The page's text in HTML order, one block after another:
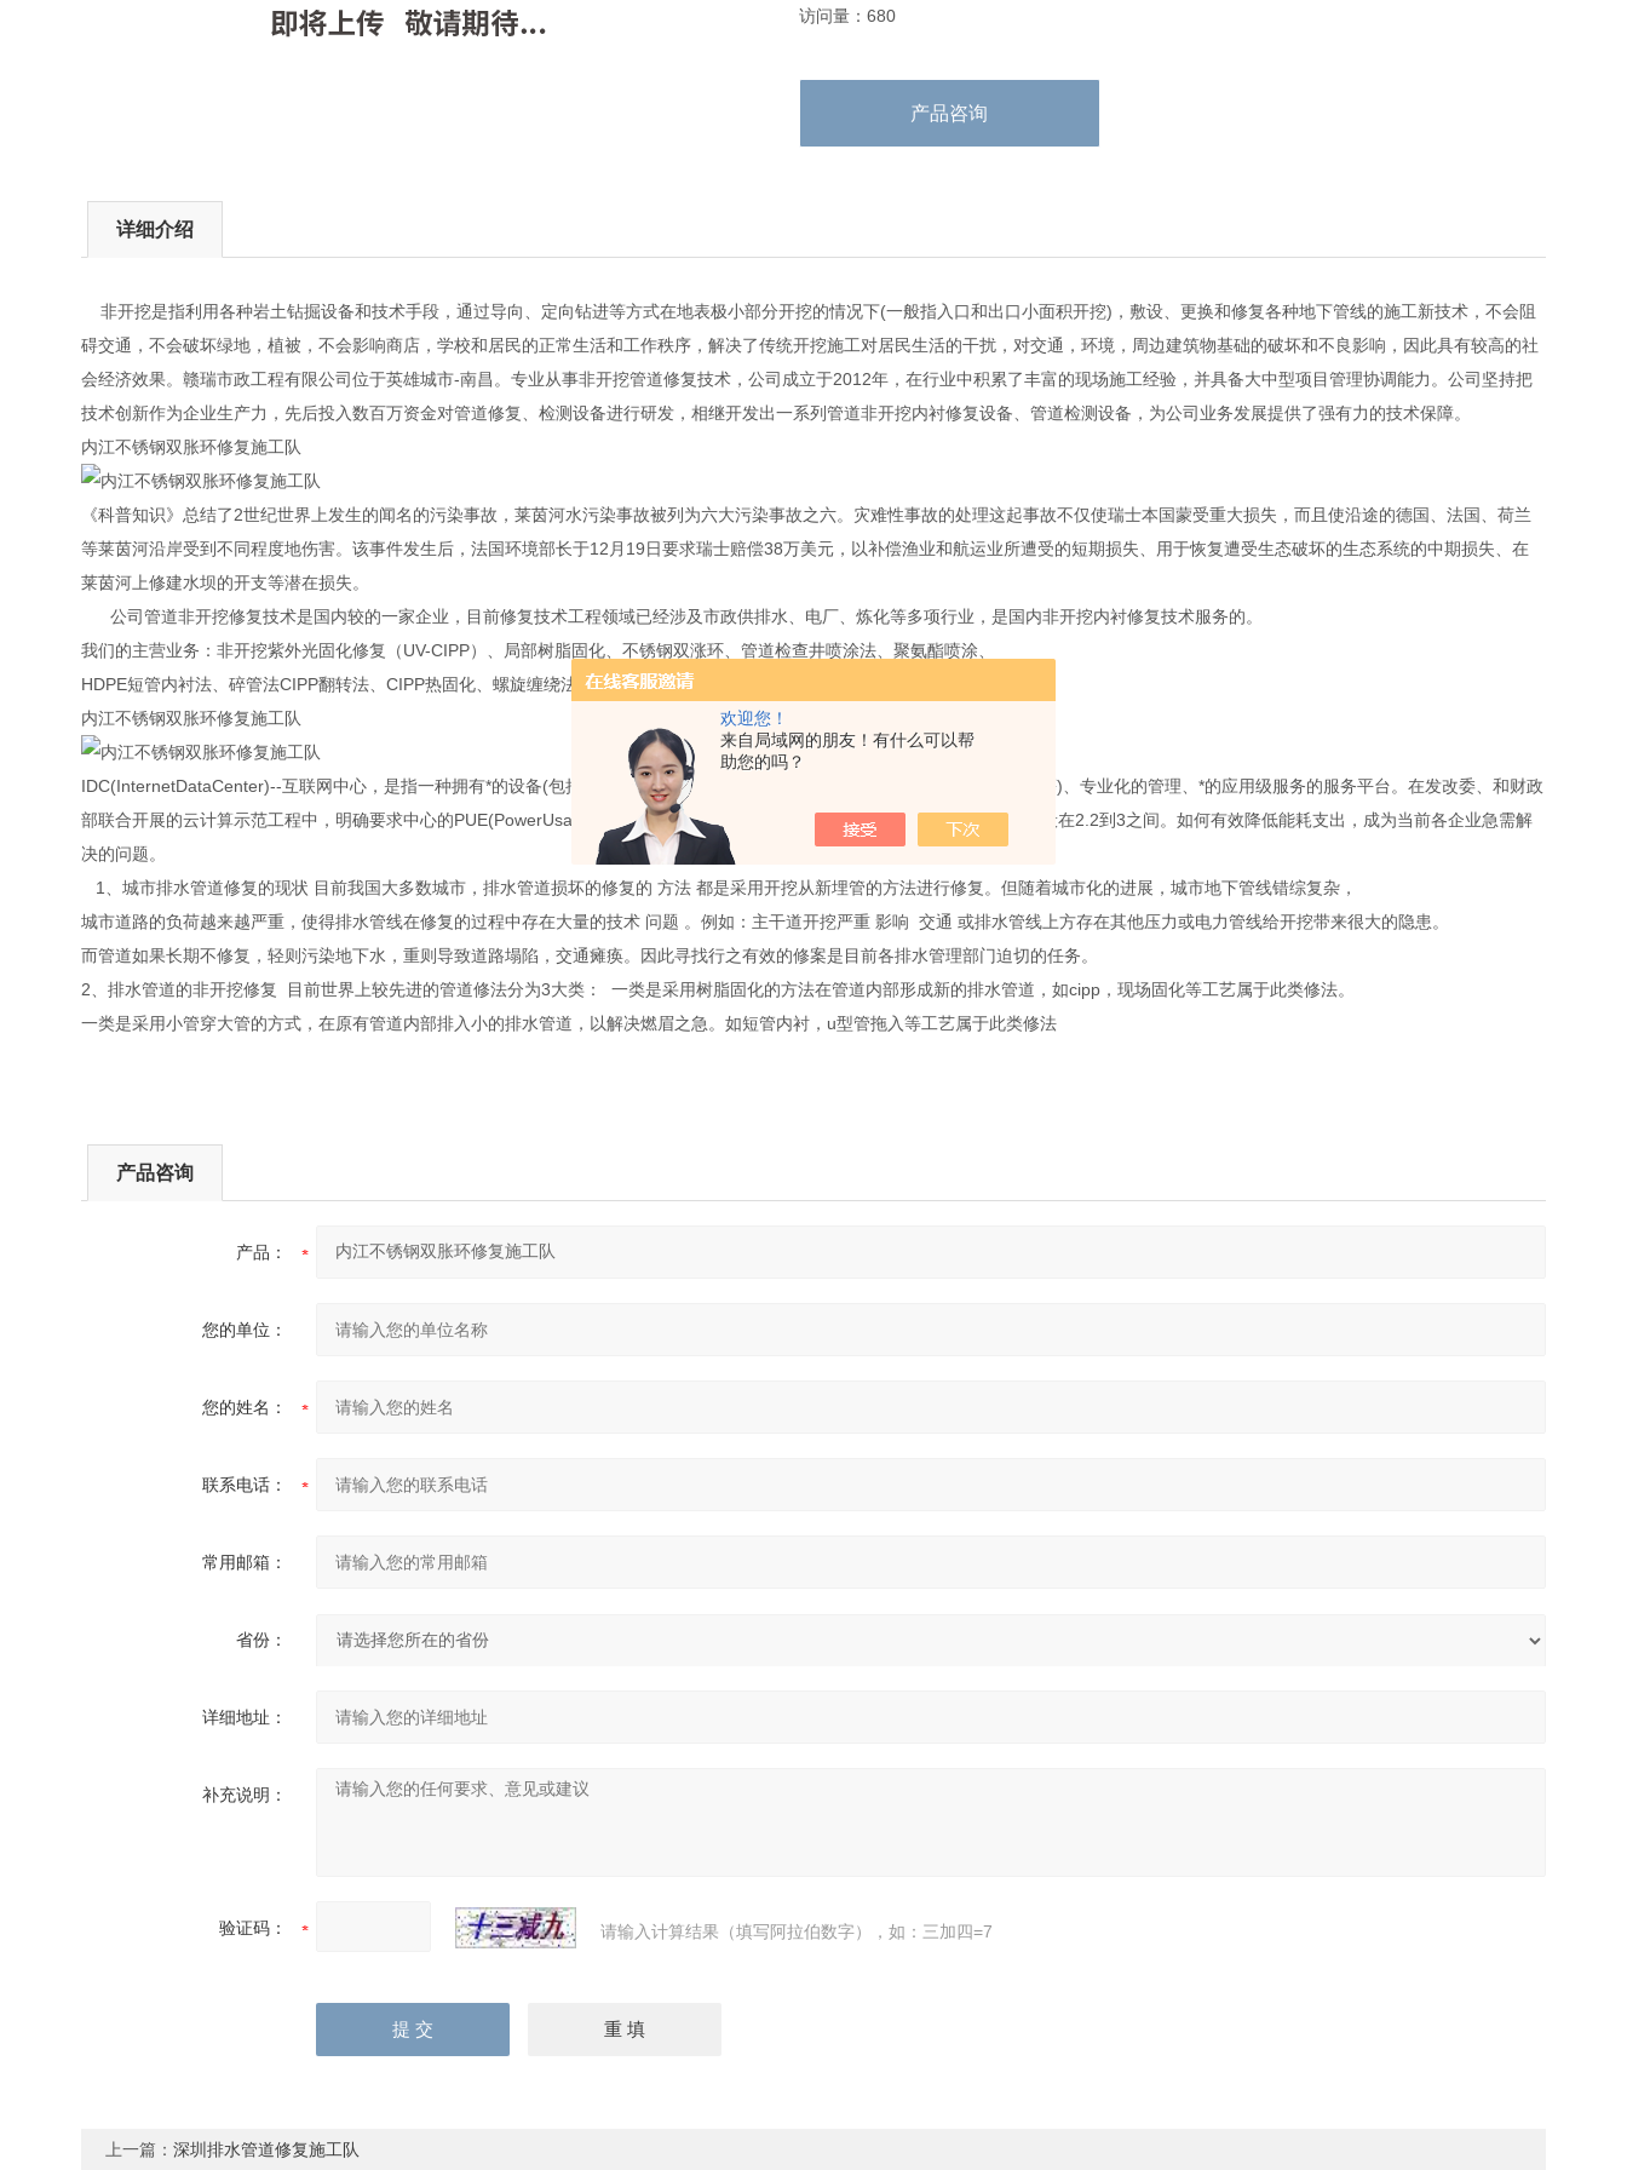
欢迎您！
来自局域网的朋友！有什么可以帮
助您的吗？
访问量：680
产品咨询
详细介绍
非开挖是指利用各种岩土钻掘设备和技术手段，通过导向、定向钻进等方式在地表极小部分开挖的情况下(一般指入口和出口小面积开挖)，敷设、更换和修复各种地下管线的施工新技术，不会阻
碍交通，不会破坏绿地，植被，不会影响商店，学校和居民的正常生活和工作秩序，解决了传统开挖施工对居民生活的干扰，对交通，环境，周边建筑物基础的破坏和不良影响，因此具有较高的社
会经济效果。赣瑞市政工程有限公司位于英雄城市-南昌。专业从事非开挖管道修复技术，公司成立于2012年，在行业中积累了丰富的现场施工经验，并具备大中型项目管理协调能力。公司坚持把
技术创新作为企业生产力，先后投入数百万资金对管道修复、检测设备进行研发，相继开发出一系列管道非开挖内衬修复设备、管道检测设备，为公司业务发展提供了强有力的技术保障。
内江不锈钢双胀环修复施工队
《科普知识》总结了2世纪世界上发生的闻名的污染事故，莱茵河水污染事故被列为六大污染事故之六。灾难性事故的处理这起事故不仅使瑞士本国蒙受重大损失，而且使沿途的德国、法国、荷兰
等莱茵河沿岸受到不同程度地伤害。该事件发生后，法国环境部长于12月19日要求瑞士赔偿38万美元，以补偿渔业和航运业所遭受的短期损失、用于恢复遭受生态破坏的生态系统的中期损失、在
莱茵河上修建水坝的开支等潜在损失。
公司管道非开挖修复技术是国内较的一家企业，目前修复技术工程领域已经涉及市政供排水、电厂、炼化等多项行业，是国内非开挖内衬修复技术服务的。
我们的主营业务：非开挖紫外光固化修复（UV-CIPP）、局部树脂固化、不锈钢双涨环、管道检查井喷涂法、聚氨酯喷涂、
HDPE短管内衬法、碎管法CIPP翻转法、CIPP热固化、螺旋缠绕法等全种类非开挖修复手法
内江不锈钢双胀环修复施工队
IDC(InternetDataCenter)--互联网中心，是指一种拥有*的设备(包括高速互联网接入带宽、高性能局域网络、安全可靠的机房环境等)、专业化的管理、*的应用级服务的服务平台。在发改委、和财政
部联合开展的云计算示范工程中，明确要求中心的PUE(PowerUsageEffectiveness电源使用效率)小于1.5，而国内IDC的PUE值一般在2.2到3之间。如何有效降低能耗支出，成为当前各企业急需解
决的问题。
1、城市排水管道修复的现状 目前我国大多数城市，排水管道损坏的修复的 方法 都是采用开挖从新埋管的方法进行修复。但随着城市化的进展，城市地下管线错综复杂，
城市道路的负荷越来越严重，使得排水管线在修复的过程中存在大量的技术 问题 。例如：主干道开挖严重 影响 交通 或排水管线上方存在其他压力或电力管线给开挖带来很大的隐患。
而管道如果长期不修复，轻则污染地下水，重则导致道路塌陷，交通瘫痪。因此寻找行之有效的修案是目前各排水管理部门迫切的任务。
2、排水管道的非开挖修复 目前世界上较先进的管道修法分为3大类： 一类是采用树脂固化的方法在管道内部形成新的排水管道，如cipp，现场固化等工艺属于此类修法。
一类是采用小管穿大管的方式，在原有管道内部排入小的排水管道，以解决燃眉之急。如短管内衬，u型管拖入等工艺属于此类修法
产品咨询
产品：
您的单位：
您的姓名：
联系电话：
常用邮箱：
省份：
详细地址：
补充说明：
验证码： 请输入计算结果（填写阿拉伯数字），如：三加四=7
上一篇：深圳排水管道修复施工队